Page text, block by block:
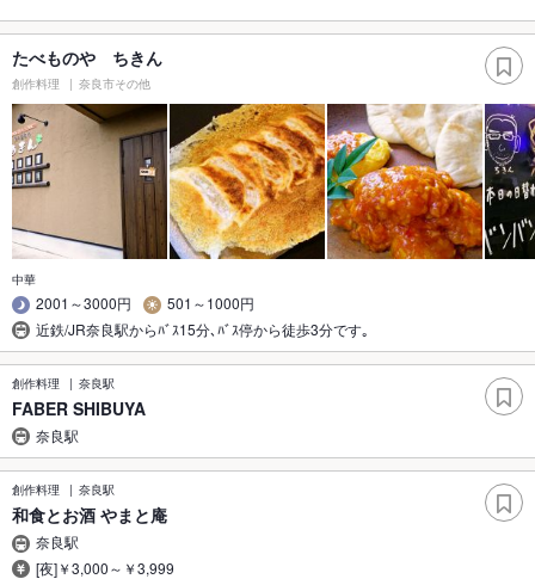
たべものや ちきん
創作料理 奈良市その他
中華
2001～3000円
501～1000円
近鉄/JR奈良駅からﾊﾞｽ15分､ﾊﾞｽ停から徒歩3分です｡
創作料理 奈良駅
FABER SHIBUYA
奈良駅
創作料理 奈良駅
和食とお酒 やまと庵
奈良駅
[夜]￥3,000～￥3,999